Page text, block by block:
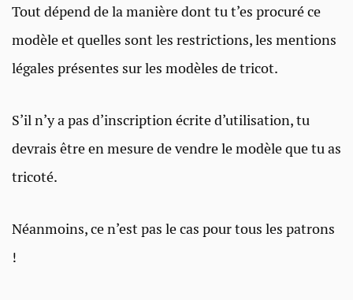
Tout dépend de la manière dont tu t’es procuré ce
modèle et quelles sont les restrictions, les mentions
légales présentes sur les modèles de tricot.
S’il n’y a pas d’inscription écrite d’utilisation, tu
devrais être en mesure de vendre le modèle que tu as
tricoté.
Néanmoins, ce n’est pas le cas pour tous les patrons
!